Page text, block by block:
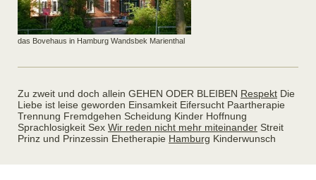
das Bovehaus in Hamburg Wandsbek Marienthal
Zu zweit und doch allein GEHEN ODER BLEIBEN Respekt Die
Liebe ist leise geworden Einsamkeit Eifersucht Paartherapie
Trennung Fremdgehen Scheidung Kinder Hoffnung
Sprachlosigkeit Sex Wir reden nicht mehr miteinander Streit
Prinz und Prinzessin Ehetherapie Hamburg Kinderwunsch